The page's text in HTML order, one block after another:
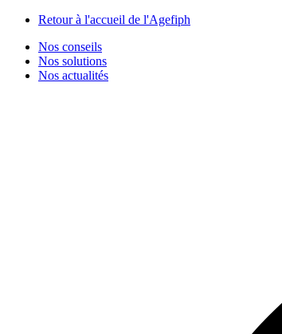
Retour à l'accueil de l'Agefiph
Nos conseils
Nos solutions
Nos actualités